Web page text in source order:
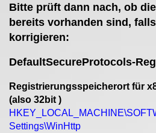
Bitte prüft dann nach, ob
bereits vorhanden sind,
korrigieren:
DefaultSecureProtocols-
Registrierungsspeicherort für
(also 32bit )
Settings\WinHttp